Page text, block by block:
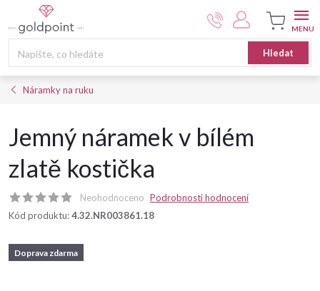
na
Hledat
Nákupní
košík
Náramky na ruku
Jemný náramek v bílém
zlatě kostička
Neohodnoceno Podrobnosti hodnocení
Kód produktu:4.32.NR003861.18
Doprava zdarma